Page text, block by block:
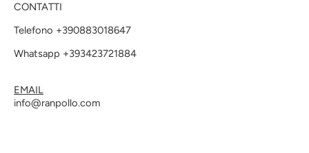
CONTATTI
Telefono +390883018647
Whatsapp +393423721884
EMAIL
info@ranpollo.com